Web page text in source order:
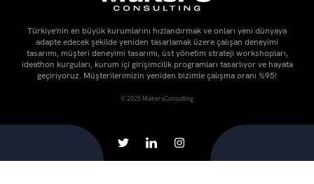
Türkiye'nin en büyük kurumlarını hızlandırmak ve onları yeni dünyaya
adapte edecek şekilde yeniden tasarlamak üzere çalışan deneyimi
tasarımı, müşteri deneyimi tasarımı, üst yönetim strateji workshopları,
ideathon kurguları, kurum içi girişimcilik programları tasarlıyor ve hayata
geçiriyoruz. Müşterilerimizin yeniden bizimle çalışma oranı %95!
© 2025 MakersConsulting